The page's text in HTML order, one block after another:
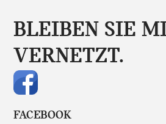
BLEIBEN SIE
VERNETZT.
FACEBOOK